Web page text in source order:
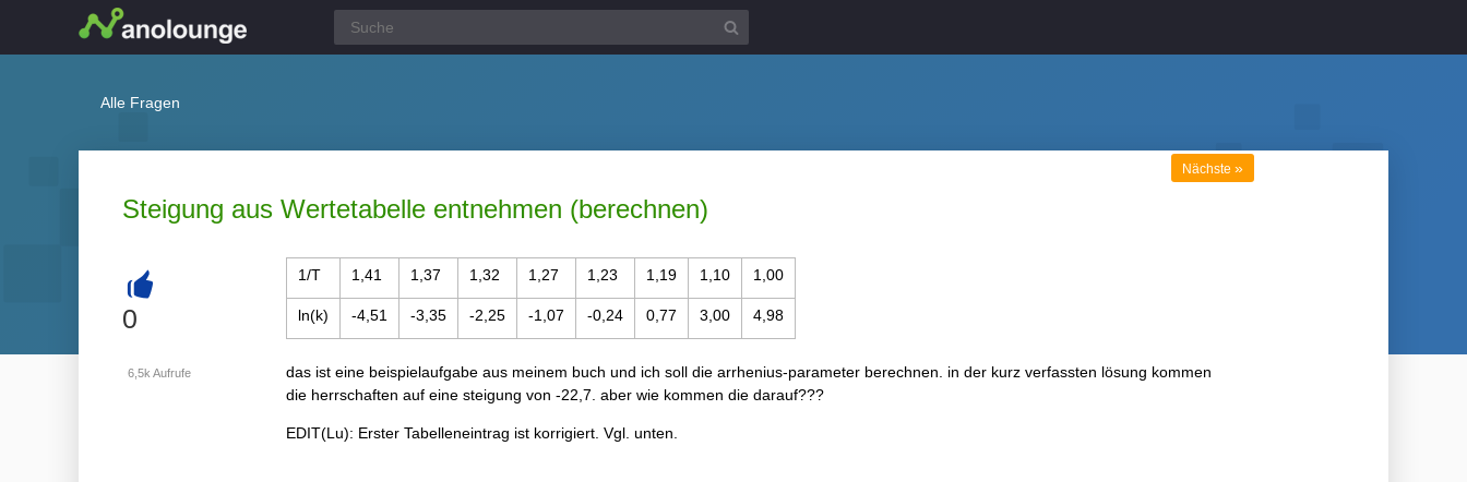
Alle Fragen
Steigung aus Wertetabelle entnehmen (berechnen)
Nächste »
+
0
6,5k Aufrufe
1/T 1,41 1,37 1,32 1,27 1,23 1,19 1,10 1,00
ln(k) -4,51 -3,35 -2,25 -1,07 -0,24 0,77 3,00 4,98
das ist eine beispielaufgabe aus meinem buch und ich soll die arrhenius-parameter berechnen. in der kurz verfassten lösung kommen
die herrschaften auf eine steigung von -22,7. aber wie kommen die darauf???
EDIT(Lu): Erster Tabelleneintrag ist korrigiert. Vgl. unten.